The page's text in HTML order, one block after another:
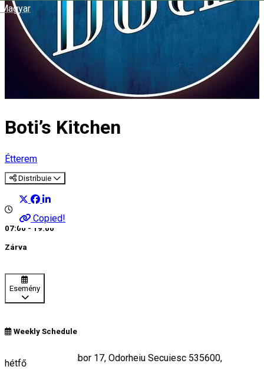
Magyar
Boti’s Kitchen
Étterem
Distribuie
Copied!
07:00 - 19:00
Zárva
Esemény
Weekly Schedule
hétfő
Strada Bethlen Gábor 17, Odorheiu Secuiesc 535600,